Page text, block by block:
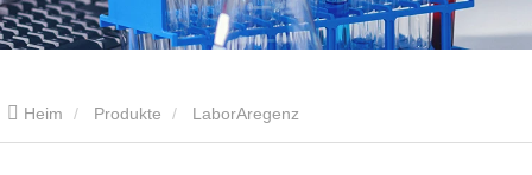
Heim Produkte LaborAregenz